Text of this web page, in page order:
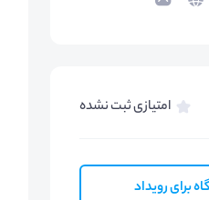
امتیازی ثبت نشده
برای رویداد